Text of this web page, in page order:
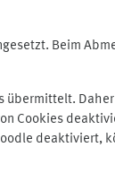
Beim
Cookies
deaktiviert,